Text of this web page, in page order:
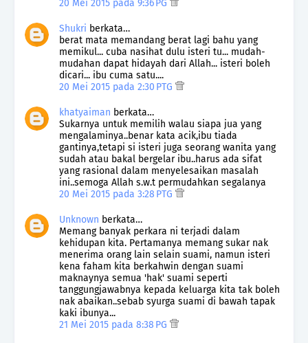
20 Mei 2015 pada 9:36 PG
Shukri berkata…
berat mata memandang berat lagi bahu yang
memikul... cuba nasihat dulu isteri tu... mudah-
mudahan dapat hidayah dari Allah... isteri boleh
dicari... ibu cuma satu....
20 Mei 2015 pada 2:30 PTG
khatyaiman berkata…
Sukarnya untuk memilih walau siapa jua yang
mengalaminya..benar kata acik,ibu tiada
gantinya,tetapi si isteri juga seorang wanita yang
sudah atau bakal bergelar ibu..harus ada sifat
yang rasional dalam menyelesaikan masalah
ini..semoga Allah s.w.t permudahkan segalanya
20 Mei 2015 pada 3:28 PTG
Unknown berkata…
Memang banyak perkara ni terjadi dalam
kehidupan kita. Pertamanya memang sukar nak
menerima orang lain selain suami, namun isteri
kena faham kita berkahwin dengan suami
maknaynya semua 'hak' suami seperti
tanggungjawabnya kepada keluarga kita tak boleh
nak abaikan..sebab syurga suami di bawah tapak
kaki ibunya...
21 Mei 2015 pada 8:38 PG